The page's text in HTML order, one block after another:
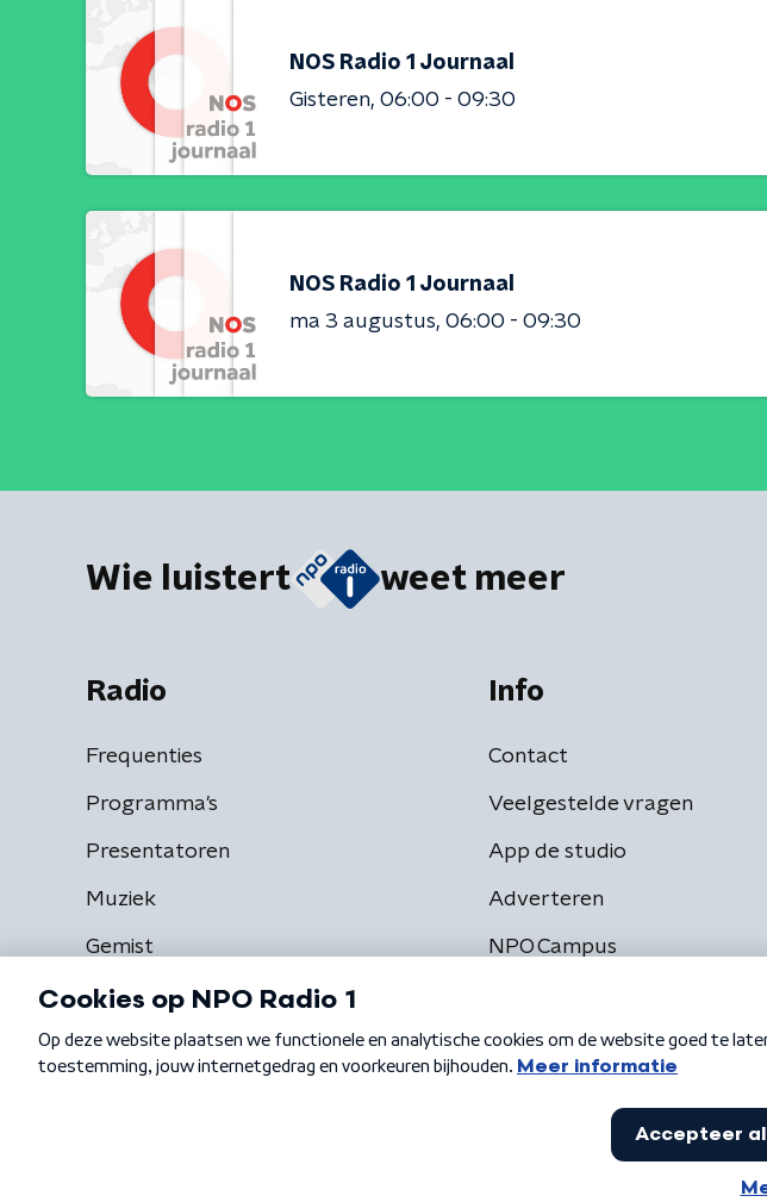
NOS Radio 1 Journaal
Gisteren 06:00 - 09:30
NOS Radio 1 Journaal
ma 3 augustus 06:00 - 09:30
Wie luistert weet meer
Radio
Frequenties
Programma's
Presentatoren
Muziek
Gemist
Info
Contact
Veelgestelde vragen
App de studio
Adverteren
NPO Campus
Algemene voorwaarden Privacybeleid